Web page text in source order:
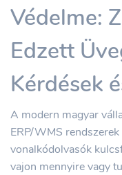
Védelme:
Edzett
Kérdések
A modern magyar
ERP/WMS
vonalkódolvasók
vajon mennyire vagy